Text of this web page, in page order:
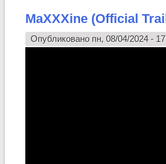
MaXXXine (Official
Опубликовано пн, 08/04/2024 -